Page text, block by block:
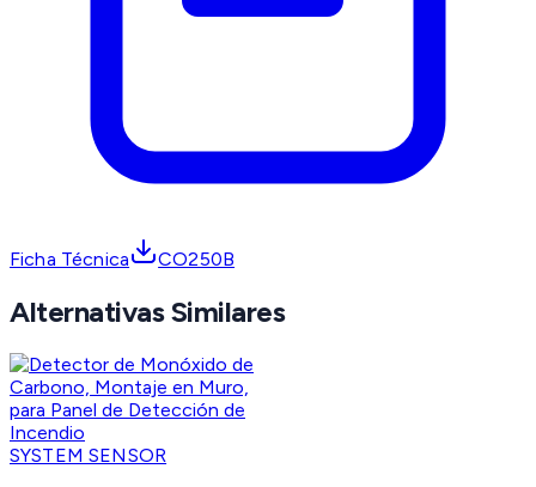
Ficha Técnica CO250B
Alternativas Similares
SYSTEM SENSOR